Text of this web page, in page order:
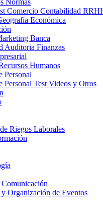
Normas
Comercio Contabilidad
Económica
Banca
Auditoria Finanzas
Humanos
Personal
Personal Test Videos y Otros
Riegos Laborales
Organización de Eventos